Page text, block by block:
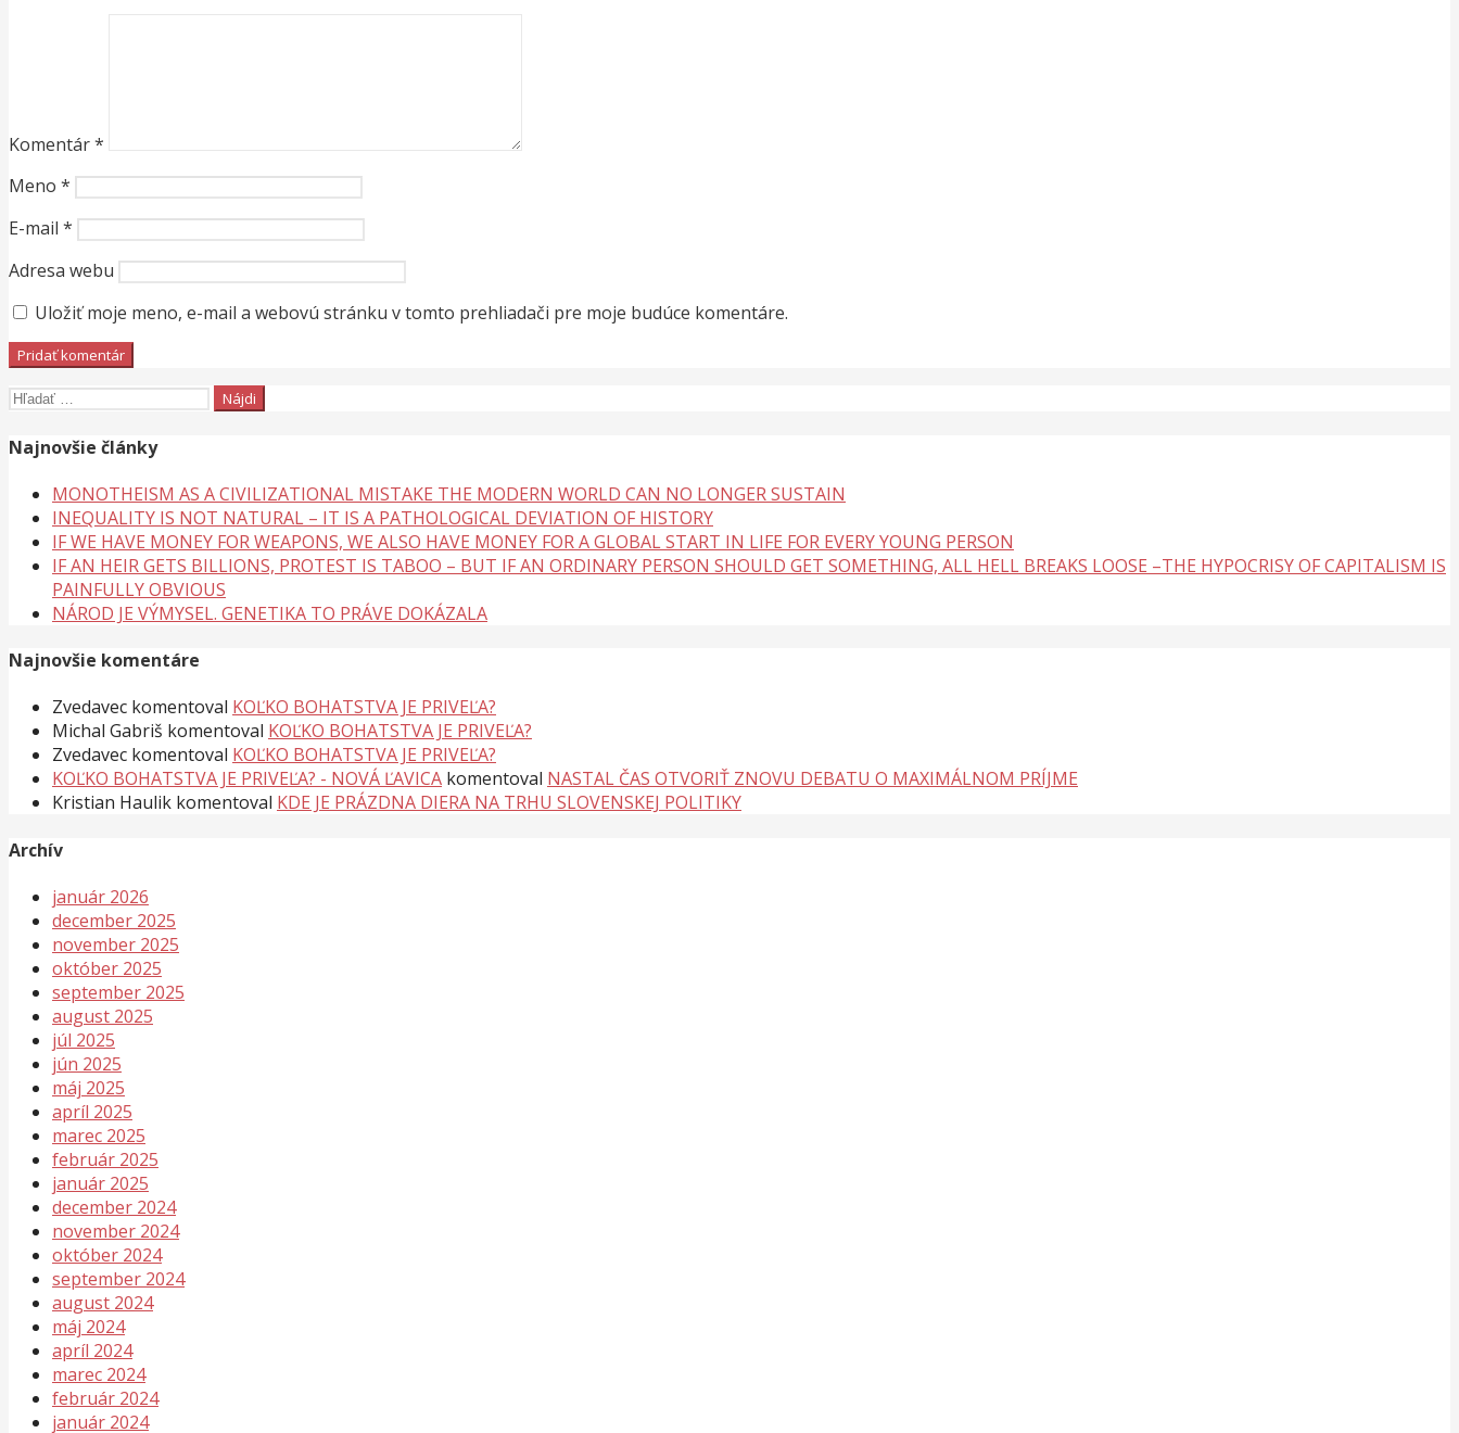
Komentár*
Meno *
E-mail *
Adresa webu
Uložiť moje meno, e-mail a webovú stránku v tomto prehliadači pre moje budúce komentáre.
Hľadať:
Najnovšie články
MONOTHEISM AS A CIVILIZATIONAL MISTAKE THE MODERN WORLD CAN NO LONGER SUSTAIN
INEQUALITY IS NOT NATURAL – IT IS A PATHOLOGICAL DEVIATION OF HISTORY
IF WE HAVE MONEY FOR WEAPONS, WE ALSO HAVE MONEY FOR A GLOBAL START IN LIFE FOR EVERY YOUNG PERSON
IF AN HEIR GETS BILLIONS, PROTEST IS TABOO – BUT IF AN ORDINARY PERSON SHOULD GET SOMETHING, ALL HELL BREAKS LOOSE –THE HYPOCRISY OF CAPITALISM IS
PAINFULLY OBVIOUS
NÁROD JE VÝMYSEL. GENETIKA TO PRÁVE DOKÁZALA
Najnovšie komentáre
Zvedavec komentoval KOĽKO BOHATSTVA JE PRIVEĽA?
Michal Gabriš komentoval KOĽKO BOHATSTVA JE PRIVEĽA?
Zvedavec komentoval KOĽKO BOHATSTVA JE PRIVEĽA?
KOĽKO BOHATSTVA JE PRIVEĽA? - NOVÁ ĽAVICA komentoval NASTAL ČAS OTVORIŤ ZNOVU DEBATU O MAXIMÁLNOM PRÍJME
Kristian Haulik komentoval KDE JE PRÁZDNA DIERA NA TRHU SLOVENSKEJ POLITIKY
Archív
január 2026
december 2025
november 2025
október 2025
september 2025
august 2025
júl 2025
jún 2025
máj 2025
apríl 2025
marec 2025
február 2025
január 2025
december 2024
november 2024
október 2024
september 2024
august 2024
máj 2024
apríl 2024
marec 2024
február 2024
január 2024